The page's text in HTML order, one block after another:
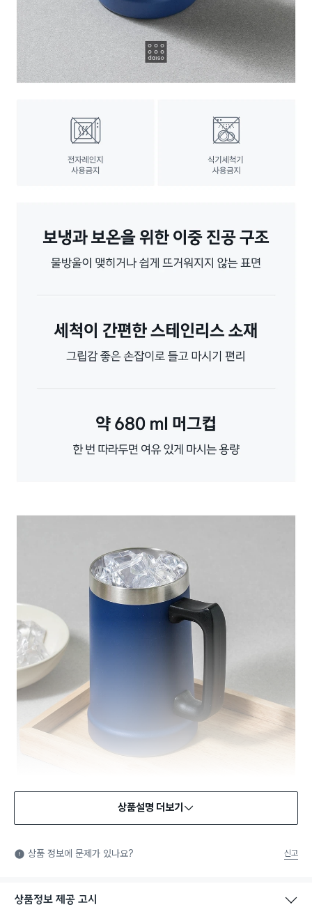
식품용 기구: 식품위생법에서 정한 규격에 따라 제조되어 식품 또
는 식품첨가물에 사용할 수 있는 식품용기구라는 표시입니다.
상품설명 더보기
상품 정보에 문제가 있나요? 신고
상품정보 제공 고시